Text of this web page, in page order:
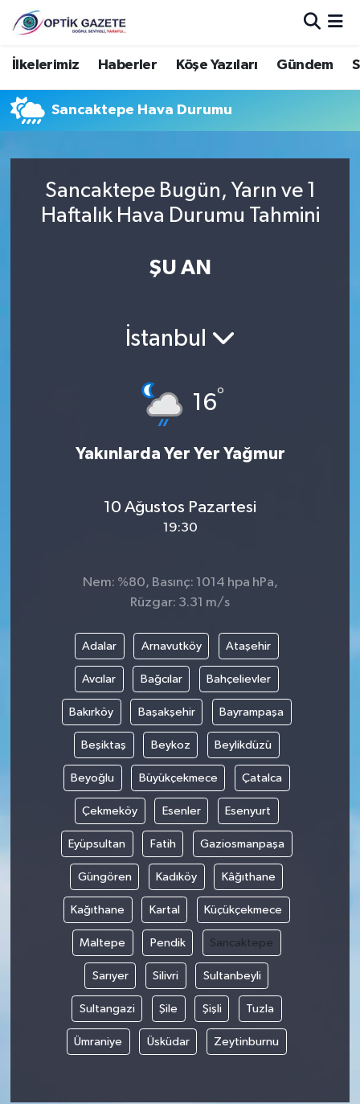
İlkelerimiz Haberler Köşe Yazıları Gündem
Sancaktepe Hava Durumu
Sancaktepe Bugün, Yarın ve 1
Haftalık Hava Durumu Tahmini
ŞU AN
İstanbul
16°
Yakınlarda Yer Yer Yağmur
10 Ağustos Pazartesi
19:30
Nem: %80, Basınç: 1014 hpa hPa,
Rüzgar: 3.31 m/s
Adalar Arnavutköy Ataşehir
Avcılar Bağcılar Bahçelievler
Bakırköy Başakşehir Bayrampaşa
Beşiktaş Beykoz Beylikdüzü
Beyoğlu Büyükçekmece Çatalca
Çekmeköy Esenler Esenyurt
Eyüpsultan Fatih Gaziosmanpaşa
Güngören Kadıköy Kâğıthane
Kağıthane Kartal Küçükçekmece
Maltepe Pendik Sancaktepe
Sarıyer Silivri Sultanbeyli
Sultangazi Şile Şişli Tuzla
Ümraniye Üsküdar Zeytinburnu
Nöbetçi Eczaneler
Hava Durumu
Trafik Durumu
Süper Lig Puan Durumu ve Fikstür